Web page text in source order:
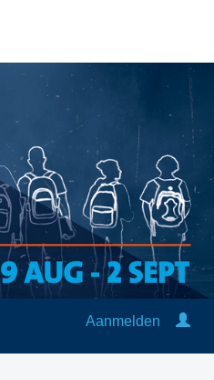
Aanmelden